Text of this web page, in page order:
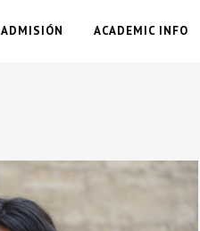
ADMISIÓN ACADEMIC INFO